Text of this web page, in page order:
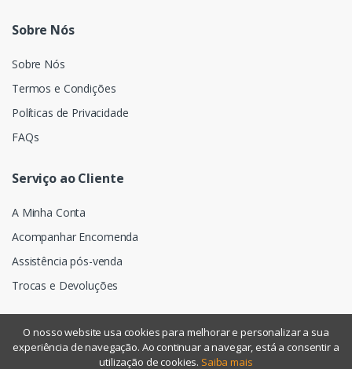
Sobre Nós
Sobre Nós
Termos e Condições
Políticas de Privacidade
FAQs
Serviço ao Cliente
A Minha Conta
Acompanhar Encomenda
Assistência pós-venda
Trocas e Devoluções
©Assismática- Todos os direitos reservados
O nosso website usa cookies para melhorar e personalizar a sua
experiência de navegação. Ao continuar a navegar, está a consentir a
utilização de cookies. Saiba mais